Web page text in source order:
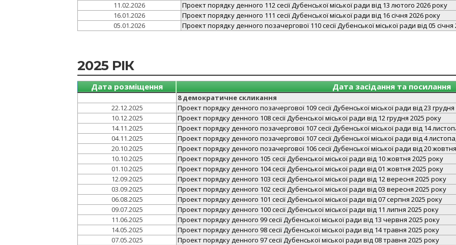
11.02.2026
Проект порядку денного 112 сесії Дубенської міської ради від 13 лютого 2026 року
16.01.2026
Проект порядку денного 111 сесії Дубенської міської ради від 16 січня 2026 року
05.01.2026
Проект порядку денного позачергової 110 сесії Дубенської міської ради від 05
2025 РІК
Дата розміщення Дата засідання та посилання
8 демократичне скликання
22.12.2025
Проект порядку денного позачергової 109 сесії Дубенської міської ради від 23
10.12.2025
Проект порядку денного 108 сесії Дубенської міської ради від 12 грудня 2025 року
14.11.2025
Проект порядку денного позачергової 107 сесії Дубенської міської ради від 14
04.11.2025
Проект порядку денного позачергової 107 сесії Дубенської міської ради від 4
20.10.2025
Проект порядку денного позачергової 106 сесії Дубенської міської ради від 20
10.10.2025
Проект порядку денного 105 сесії Дубенської міської ради від 10 жовтня 2025 року
01.10.2025
Проект порядку денного 104 сесії Дубенської міської ради від 01 жовтня 2025 року
12.09.2025
Проект порядку денного 103 сесії Дубенської міської ради від 12 вересня 2025 року
03.09.2025
Проект порядку денного 102 сесії Дубенської міської ради від 03 вересня 2025 року
06.08.2025
Проект порядку денного 101 сесії Дубенської міської ради від 07 серпня 2025 року
09.07.2025
Проект порядку денного 100 сесії Дубенської міської ради від 11 липня 2025 року
11.06.2025
Проект порядку денного 99 сесії Дубенської міської ради від 13 червня 2025 року
14.05.2025
Проект порядку денного 98 сесії Дубенської міської ради від 14 травня 2025 року
07.05.2025
Проект порядку денного 97 сесії Дубенської міської ради від 08 травня 2025 року